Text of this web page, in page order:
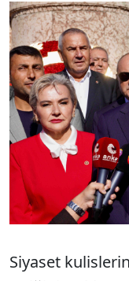
Siyaset